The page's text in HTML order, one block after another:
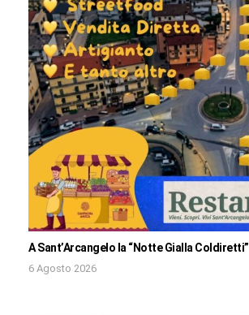
A Sant’Arcangelo la “Notte Gialla Coldiretti”
6 Agosto 2026